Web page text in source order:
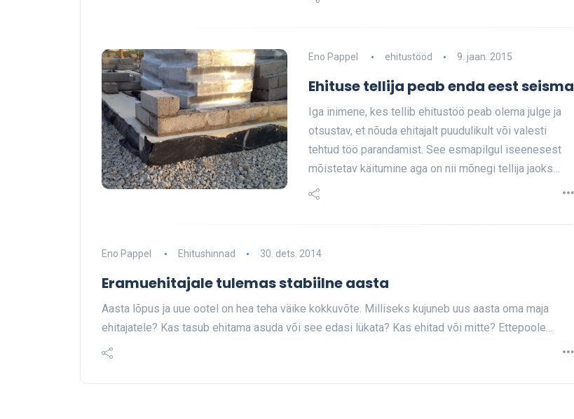
Eno Pappel ehitustööd 9. jaan. 2015
Ehituse tellija peab enda eest seisma
Iga inimene, kes tellib ehitustöö peab olema julge ja
otsustav, et nõuda ehitajalt puudulikult või valesti
tehtud töö parandamist. See esmapilgul iseenesest
mõistetav käitumine aga on nii mõnegi tellija jaoks…
Eno Pappel Ehitushinnad 30. dets. 2014
Eramuehitajale tulemas stabiilne aasta
Aasta lõpus ja uue ootel on hea teha väike kokkuvõte. Milliseks kujuneb uus aasta oma maja
ehitajatele? Kas tasub ehitama asuda või see edasi lükata? Kas ehitad või mitte? Ettepoole…